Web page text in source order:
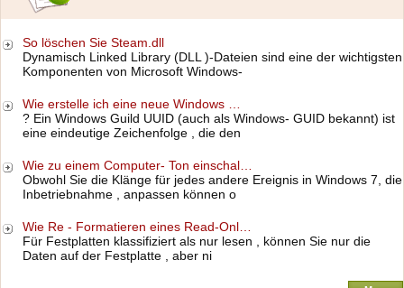
So löschen Sie Steam.dll
Dynamisch Linked Library (DLL )-Dateien sind eine der wichtigsten
Komponenten von Microsoft Windows-
Wie erstelle ich eine neue Windows …
? Ein Windows Guild UUID (auch als Windows- GUID bekannt) ist
eine eindeutige Zeichenfolge , die den
Wie zu einem Computer- Ton einschal…
Obwohl Sie die Klänge für jedes andere Ereignis in Windows 7, die
Inbetriebnahme , anpassen können o
Wie Re - Formatieren eines Read-Onl…
Für Festplatten klassifiziert als nur lesen , können Sie nur die
Daten auf der Festplatte , aber ni